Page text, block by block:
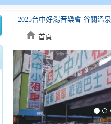
home 首頁
keyboard_arrow_left